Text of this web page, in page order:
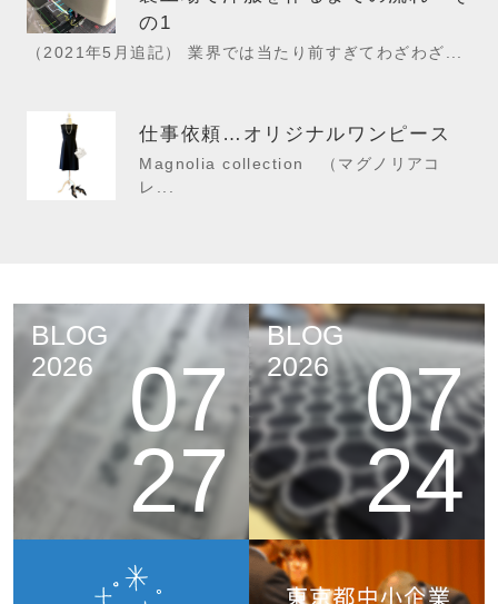
の1
（2021年5月追記） 業界では当たり前すぎてわざわざ...
仕事依頼…オリジナルワンピース
Magnolia collection （マグノリアコ
レ...
BLOG
2026
07
27
BLOG
2026
07
24